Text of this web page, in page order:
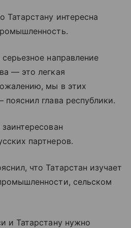
Татарстану интересна
направление
— это легкая
мы в этих
глава республики.
партнеров.
что Татарстан изучает
сельском
и Татарстану нужно